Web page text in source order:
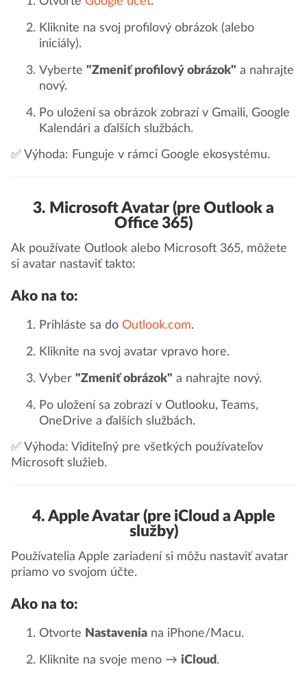
Kliknite na svoj profilový obrázok (alebo
iniciály).
Vyberte "Zmeniť profilový obrázok" a nahrajte
nový.
Po uložení sa obrázok zobrazí v Gmaili, Google
Kalendári a ďalších službách.
✅ Výhoda: Funguje v rámci Google ekosystému.
3. Microsoft Avatar (pre Outlook a
Office 365)
Ak používate Outlook alebo Microsoft 365, môžete
si avatar nastaviť takto:
Ako na to:
Prihláste sa do Outlook.com.
Kliknite na svoj avatar vpravo hore.
Vyber "Zmeniť obrázok" a nahrajte nový.
Po uložení sa zobrazí v Outlooku, Teams,
OneDrive a ďalších službách.
✅ Výhoda: Viditeľný pre všetkých používateľov
Microsoft služieb.
4. Apple Avatar (pre iCloud a Apple
služby)
Používatelia Apple zariadení si môžu nastaviť avatar
priamo vo svojom účte.
Ako na to:
Otvorte Nastaveniana iPhone/Macu.
Kliknite na svoje meno → iCloud .